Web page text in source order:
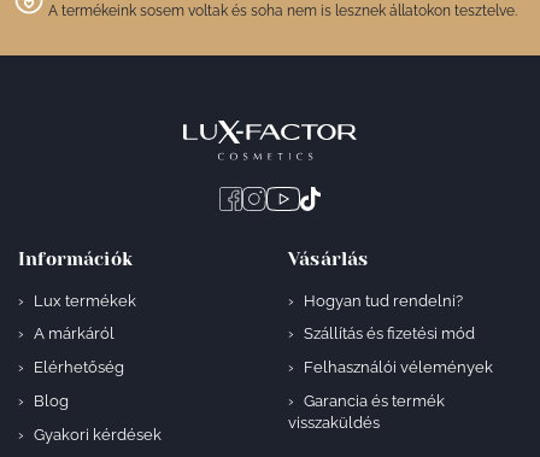
A termékeink sosem voltak és soha nem is lesznek állatokon tesztelve.
Információk
Lux termékek
A márkáról
Elérhetőség
Blog
Gyakori kérdések
Vásárlás
Hogyan tud rendelni?
Szállítás és fizetési mód
Felhasználói vélemények
Garancia és termék
visszaküldés